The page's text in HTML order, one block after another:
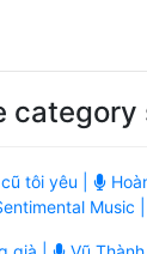
category
tôi yêu |
Music |